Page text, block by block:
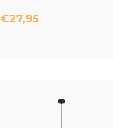
€27,95